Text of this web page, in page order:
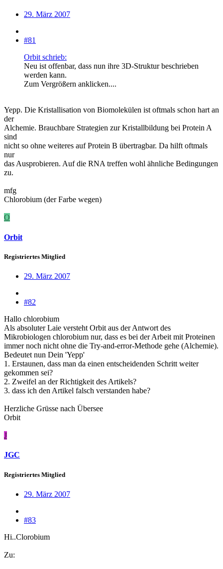
29. März 2007
#81
Orbit schrieb:
Neu ist offenbar, dass nun ihre 3D-Struktur beschrieben
werden kann.
Zum Vergrößern anklicken....
Yepp. Die Kristallisation von Biomolekülen ist oftmals schon hart an
der
Alchemie. Brauchbare Strategien zur Kristallbildung bei Protein A
sind
nicht so ohne weiteres auf Protein B übertragbar. Da hilft oftmals
nur
das Ausprobieren. Auf die RNA treffen wohl ähnliche Bedingungen
zu.
mfg
Chlorobium (der Farbe wegen)
O
Orbit
Registriertes Mitglied
29. März 2007
#82
Hallo chlorobium
Als absoluter Laie versteht Orbit aus der Antwort des
Mikrobiologen chlorobium nur, dass es bei der Arbeit mit Proteinen
immer noch nicht ohne die Try-and-error-Methode gehe (Alchemie).
Bedeutet nun Dein 'Yepp'
1. Erstaunen, dass man da einen entscheidenden Schritt weiter
gekommen sei?
2. Zweifel an der Richtigkeit des Artikels?
3. dass ich den Artikel falsch verstanden habe?
Herzliche Grüsse nach Übersee
Orbit
J
JGC
Registriertes Mitglied
29. März 2007
#83
Hi..Clorobium
Zu: